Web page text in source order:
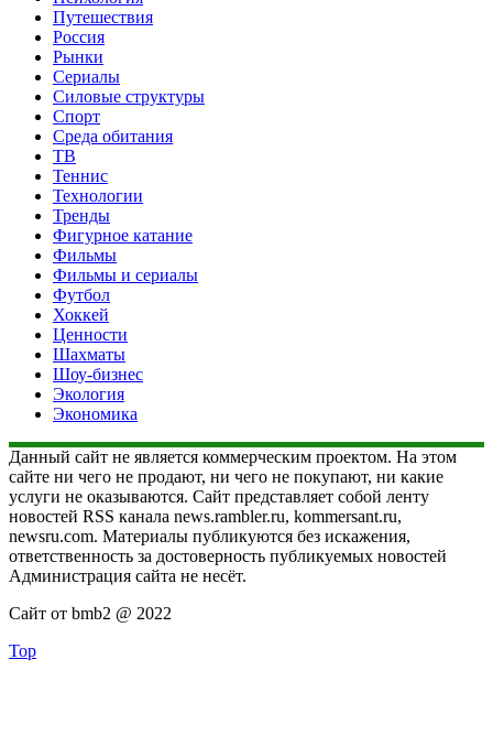
Путешествия
Россия
Рынки
Сериалы
Силовые структуры
Спорт
Среда обитания
ТВ
Теннис
Технологии
Тренды
Фигурное катание
Фильмы
Фильмы и сериалы
Футбол
Хоккей
Ценности
Шахматы
Шоу-бизнес
Экология
Экономика
Данный сайт не является коммерческим проектом. На этом
сайте ни чего не продают, ни чего не покупают, ни какие
услуги не оказываются. Сайт представляет собой ленту
новостей RSS канала news.rambler.ru, kommersant.ru,
newsru.com. Материалы публикуются без искажения,
ответственность за достоверность публикуемых новостей
Администрация сайта не несёт.
Сайт от bmb2 @ 2022
Top